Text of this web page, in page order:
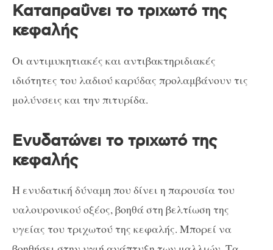
Καταπραΰνει το τριχωτό της
κεφαλής
Οι αντιμυκητιακές και αντιβακτηριδιακές
ιδιότητες του λαδιού καρύδας προλαμβάνουν τις
μολύνσεις και την πιτυρίδα.
Ενυδατώνει το τριχωτό της
κεφαλής
Η ενυδατική δύναμη που δίνει η παρουσία του
υαλουρονικού οξέος, βοηθά στη βελτίωση της
υγείας του τριχωτού της κεφαλής. Μπορεί να